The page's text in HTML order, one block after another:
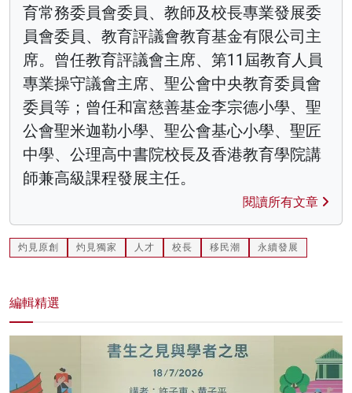
育常務委員會委員、教師及校長專業發展委
員會委員、教育評議會教育基金有限公司主
席。曾任教育評議會主席、第11屆教育人員
專業操守議會主席、聖公會中央教育委員會
委員等；曾任和富慈善基金李宗德小學、聖
公會聖米迦勒小學、聖公會基心小學、聖匠
中學、公理高中書院校長及香港教育學院講
師兼高級課程發展主任。
閱讀所有文章
灼見原創 灼見獨家 人才 校長 移民潮 永續發展
編輯精選